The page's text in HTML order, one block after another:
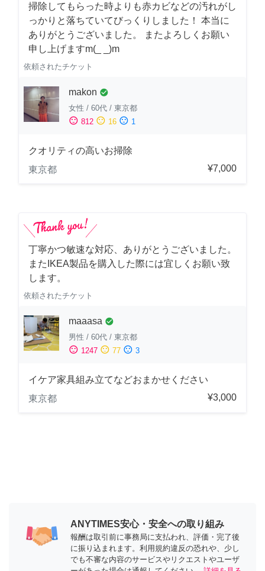
掃除してもらった時よりも赤カビなどの汚れがし
っかりと落ちていてびっくりしました！ 本当に
ありがとうございました。 またよろしくお願い
申し上げますm(_ _)m
依頼されたチケット
makon check_circle
女性 / 60代 / 東京都
sentiment_satisfied 812 sentiment_neutral 16 sentiment_dissatisfied 1
クオリティの高いお掃除
東京都
¥7,000
丁寧かつ敏速な対応、ありがとうございました。
またIKEA製品を購入した際には宜しくお願い致
します。
依頼されたチケット
maaasa check_circle
男性 / 60代 / 東京都
sentiment_satisfied 1247 sentiment_neutral 77 sentiment_dissatisfied 3
イケア家具組み立てなどおまかせください
東京都
¥3,000
ANYTIMES安心・安全への取り組み
報酬は取引前に事務局に支払われ、評価・完了後
に振り込まれます。利用規約違反の恐れや、少し
でも不審な内容のサービスやリクエストやユーザ